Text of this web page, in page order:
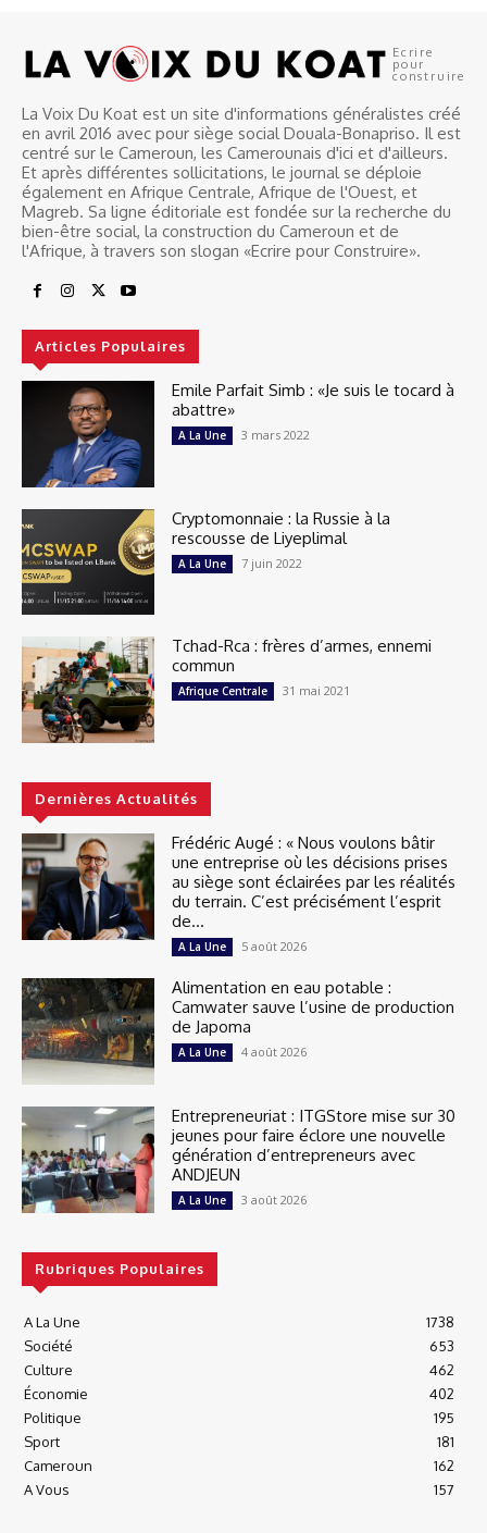
Ecrire
pour
construire
La Voix Du Koat est un site d'informations généralistes créé
en avril 2016 avec pour siège social Douala-Bonapriso. Il est
centré sur le Cameroun, les Camerounais d'ici et d'ailleurs.
Et après différentes sollicitations, le journal se déploie
également en Afrique Centrale, Afrique de l'Ouest, et
Magreb. Sa ligne éditoriale est fondée sur la recherche du
bien-être social, la construction du Cameroun et de
l'Afrique, à travers son slogan «Ecrire pour Construire».
Articles Populaires
Emile Parfait Simb : «Je suis le tocard à
abattre»
A La Une 3 mars 2022
Cryptomonnaie : la Russie à la
rescousse de Liyeplimal
A La Une 7 juin 2022
Tchad-Rca : frères d’armes, ennemi
commun
Afrique Centrale 31 mai 2021
Dernières Actualités
Frédéric Augé : « Nous voulons bâtir
une entreprise où les décisions prises
au siège sont éclairées par les réalités
du terrain. C’est précisément l’esprit
de...
A La Une 5 août 2026
Alimentation en eau potable :
Camwater sauve l’usine de production
de Japoma
A La Une 4 août 2026
Entrepreneuriat : ITGStore mise sur 30
jeunes pour faire éclore une nouvelle
génération d’entrepreneurs avec
ANDJEUN
A La Une 3 août 2026
Rubriques Populaires
A La Une
1738
Société
653
Culture
462
Économie
402
Politique
195
Sport
181
Cameroun
162
A Vous
157